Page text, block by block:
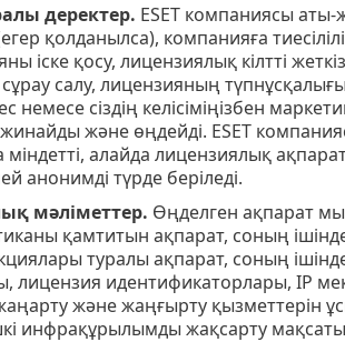
деректер. ESET компаниясы
қолданылса), компанияға
іске қосу, лицензиялық кілтті
салу, лицензияның
сіздің келісіміңізбен
және өңдейді. ESET
мiндеттi, алайда лицензиялық
анонимдi түрде берiледi.
мәліметтер. Өңделген ақпарат
қамтитын ақпарат, соның
туралы ақпарат, соның
лицензия идентификаторлары, IP
және жаңғырту қызметтерін
инфрақұрылымды жақсарту